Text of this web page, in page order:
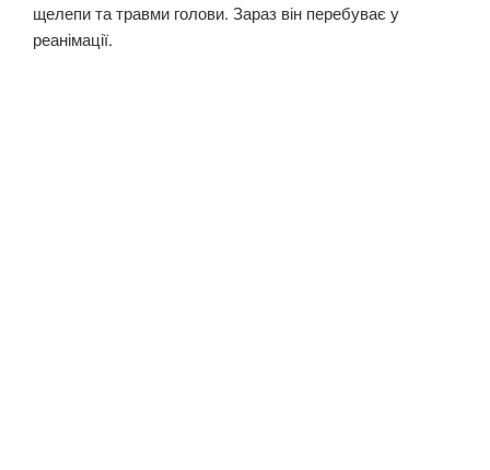
щелепи та травми голови. Зараз він перебуває у
реанімації.